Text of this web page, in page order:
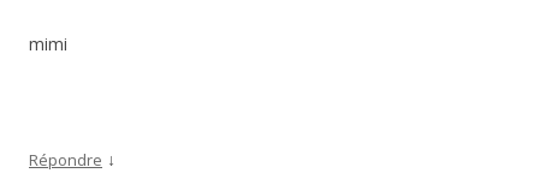
mimi
Répondre ↓